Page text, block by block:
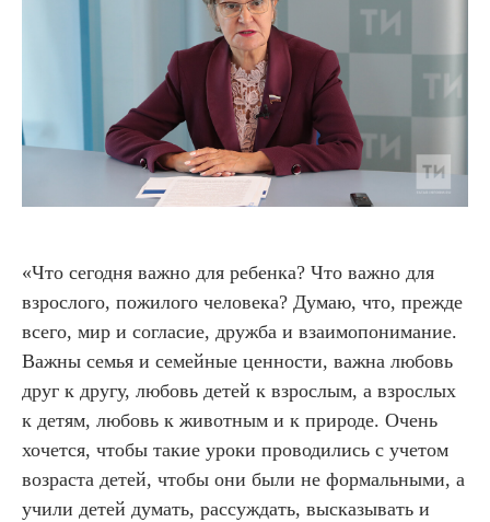
«Что сегодня важно для ребенка? Что важно для
взрослого, пожилого человека? Думаю, что, прежде
всего, мир и согласие, дружба и взаимопонимание.
Важны семья и семейные ценности, важна любовь
друг к другу, любовь детей к взрослым, а взрослых
к детям, любовь к животным и к природе. Очень
хочется, чтобы такие уроки проводились с учетом
возраста детей, чтобы они были не формальными, а
учили детей думать, рассуждать, высказывать и